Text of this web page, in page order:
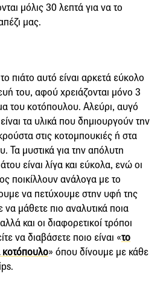
μόλις 30 λεπτά για να το
μας.
πιάτο αυτό είναι αρκετά εύκολο
του, αφού χρειάζονται μόνο 3
του κοτόπουλου. Αλεύρι, αυγό
τα υλικά που δημιουργούν την
στις κοτομπουκιές ή στα
Τα μυστικά για την απόλυτη
είναι λίγα και εύκολα, ενώ οι
ποικίλλουν ανάλογα με το
να πετύχουμε στην υφή της
μάθετε πιο αναλυτικά ποια
και οι διαφορετικοί τρόποι
να διαβάσετε ποιο είναι «το
κοτόπουλο» όπου δίνουμε με κάθε